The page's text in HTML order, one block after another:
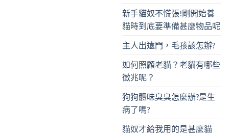
新手貓奴不慌張!剛開始養
貓時到底要準備甚麼物品呢
主人出遠門，毛孩該怎辦?
如何照顧老貓？老貓有哪些
徵兆呢？
狗狗體味臭臭怎麼辦?是生
病了嗎?
貓奴才給我用的是甚麼貓